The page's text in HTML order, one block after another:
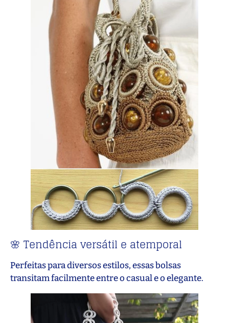
🌸 Tendência versátil e atemporal
Perfeitas para diversos estilos, essas bolsas
transitam facilmente entre o casual e o elegante.